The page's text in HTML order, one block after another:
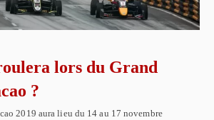
lors du Grand
?
2019 aura lieu du 14 au 17 novembre